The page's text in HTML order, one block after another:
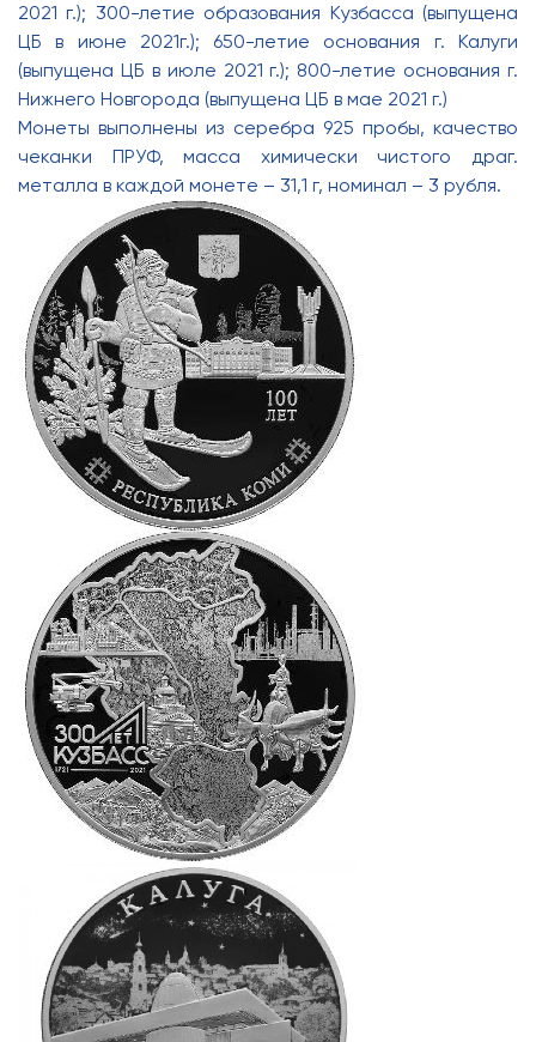
2021 г.); 300-летие образования Кузбасса (выпущена
ЦБ в июне 2021г.); 650-летие основания г. Калуги
(выпущена ЦБ в июле 2021 г.); 800-летие основания г.
Нижнего Новгорода (выпущена ЦБ в мае 2021 г.)
Монеты выполнены из серебра 925 пробы, качество
чеканки ПРУФ, масса химически чистого драг.
металла в каждой монете – 31,1 г, номинал – 3 рубля.